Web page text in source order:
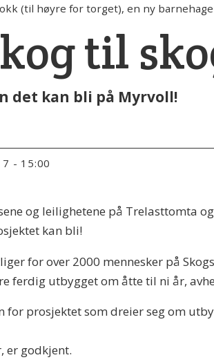
(til høyre for torget), en ny
til
det kan bli på Myrvoll!
- 15:00
og leilighetene på Trelasttomta
kan bli!
for over 2000 mennesker på
ferdig utbygget om åtte til ni år,
for prosjektet som dreier seg om
er godkjent.